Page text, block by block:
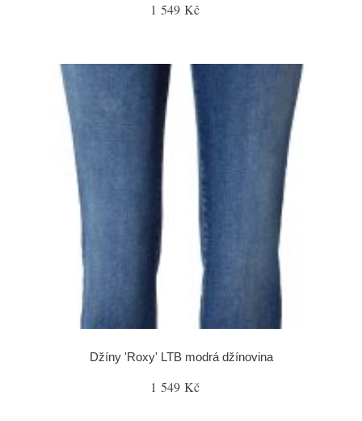
1 549 Kč
Džíny 'Roxy' LTB modrá džínovina
1 549 Kč